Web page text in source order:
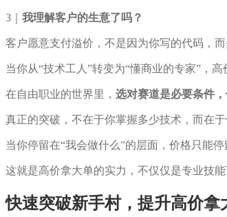
3｜ 我理解客户的生意了吗？
客户愿意支付溢价，不是因为你写的代码，而
当你从“技术工人”转变为“懂商业的专家”，高
在自由职业的世界里， 选对赛道是必要条件
真正的突破，不在于你掌握多少技术，而在
当你停留在“我会做什么”的层面，价格只能
这就是高价拿大单的实力，不仅仅是专业技能
快速突破新手村，提升高价拿